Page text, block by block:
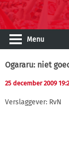
Menu
Ogararu: niet
25 december 2009
Verslaggever: RvN